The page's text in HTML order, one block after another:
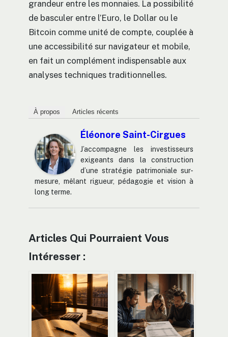
grandeur entre les monnaies. La possibilité
de basculer entre l’Euro, le Dollar ou le
Bitcoin comme unité de compte, couplée à
une accessibilité sur navigateur et mobile,
en fait un complément indispensable aux
analyses techniques traditionnelles.
À propos Articles récents
Éléonore Saint-Cirgues
J’accompagne les investisseurs
exigeants dans la construction
d’une stratégie patrimoniale sur-
mesure, mêlant rigueur, pédagogie et vision à
long terme.
Articles Qui Pourraient Vous
Intéresser :